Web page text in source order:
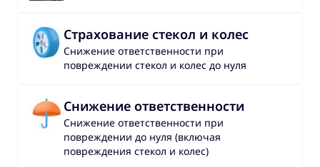
Страхование стекол и колес
Снижение ответственности при
повреждении стекол и колес до нуля
Снижение ответственности
Снижение ответственности при
повреждении до нуля (включая
повреждения стекол и колес)